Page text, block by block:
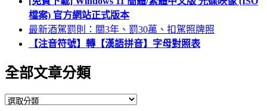
檔案) 官方網站正式版本
最新酒駕罰則：關3年、罰30萬、扣駕照牌照
【注音符號】轉【漢語拼音】字母對照表
全部文章分類
全